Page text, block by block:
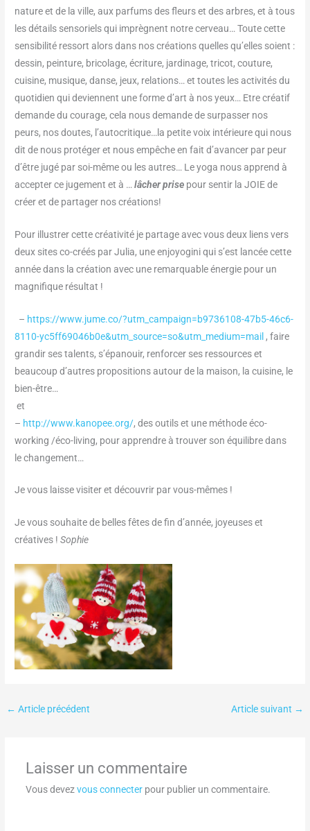
nature et de la ville, aux parfums des fleurs et des arbres, et à tous
les détails sensoriels qui imprègnent notre cerveau… Toute cette
sensibilité ressort alors dans nos créations quelles qu’elles soient :
dessin, peinture, bricolage, écriture, jardinage, tricot, couture,
cuisine, musique, danse, jeux, relations… et toutes les activités du
quotidien qui deviennent une forme d’art à nos yeux… Etre créatif
demande du courage, cela nous demande de surpasser nos
peurs, nos doutes, l’autocritique…la petite voix intérieure qui nous
dit de nous protéger et nous empêche en fait d’avancer par peur
d’être jugé par soi-même ou les autres… Le yoga nous apprend à
accepter ce jugement et à …lâcher prise pour sentir la JOIE de
créer et de partager nos créations!
Pour illustrer cette créativité je partage avec vous deux liens vers
deux sites co-créés par Julia, une enjoyogini qui s’est lancée cette
année dans la création avec une remarquable énergie pour un
magnifique résultat !
– https://www.jume.co/?utm_campaign=b9736108-47b5-46c6-
8110-yc5ff69046b0e&utm_source=so&utm_medium=mail , faire
grandir ses talents, s’épanouir, renforcer ses ressources et
beaucoup d’autres propositions autour de la maison, la cuisine, le
bien-être…
et
– http://www.kanopee.org/, des outils et une méthode éco-
working /éco-living, pour apprendre à trouver son équilibre dans
le changement…
Je vous laisse visiter et découvrir par vous-mêmes !
Je vous souhaite de belles fêtes de fin d’année, joyeuses et
créatives !Sophie
← Article précédent Article suivant →
Laisser un commentaire
Vous devezvous connecterpour publier un commentaire.